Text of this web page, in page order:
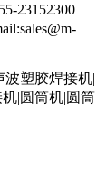
23152300
波塑胶焊接机|
|圆筒机|圆筒